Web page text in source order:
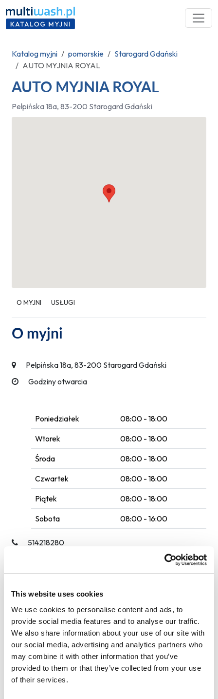
This website uses cookies
We use cookies to personalise content and ads, to
provide social media features and to analyse our traffic.
We also share information about your use of our site with
our social media, advertising and analytics partners who
may combine it with other information that you’ve
provided to them or that they’ve collected from your use
of their services.
Katalog myjni pomorskie
Starogard Gdański
AUTO MYJNIA ROYAL
AUTO MYJNIA ROYAL
Pelpińska 18a, 83-200 Starogard Gdański
O MYJNI USŁUGI
O myjni
Pelpińska 18a, 83-200 Starogard Gdański
Godziny otwarcia
Poniedziałek 08:00 - 18:00
Wtorek 08:00 - 18:00
Środa 08:00 - 18:00
Czwartek 08:00 - 18:00
Piątek 08:00 - 18:00
Sobota 08:00 - 16:00
514218280
Poczekalnia
Samochody dostawcze
Płyn do spryskiwaczy
Usługi auto SPA
Max. wysokość: 275 cm
Usługi